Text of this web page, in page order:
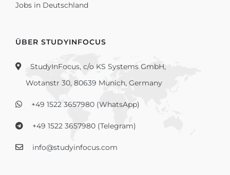
Jobs in Deutschland
ÜBER STUDYINFOCUS
StudyInFocus, c/o KS Systems GmbH,
Wotanstr 30, 80639 Munich, Germany
+49 1522 3657980 (WhatsApp)
+49 1522 3657980 (Telegram)
info@studyinfocus.com